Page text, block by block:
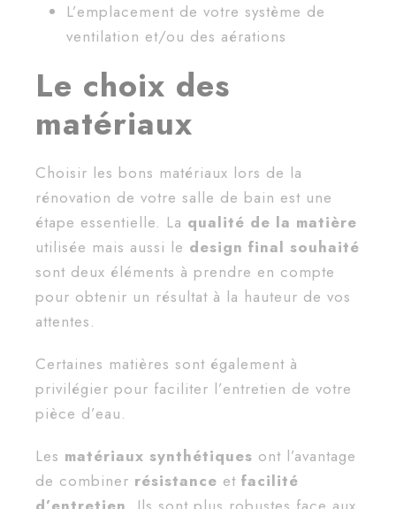
L’emplacement de votre système de
ventilation et/ou des aérations
Le choix des
matériaux
Choisir les bons matériaux lors de la
rénovation de votre salle de bain est une
étape essentielle. La qualité de la matière
utilisée mais aussi le design final souhaité
sont deux éléments à prendre en compte
pour obtenir un résultat à la hauteur de vos
attentes.
Certaines matières sont également à
privilégier pour faciliter l’entretien de votre
pièce d’eau.
Les matériaux synthétiques ont l’avantage
de combiner résistance et facilité